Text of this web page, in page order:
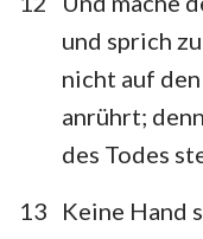
und sprich
nicht auf
anrührt;
des Todes
13
Keine Hand